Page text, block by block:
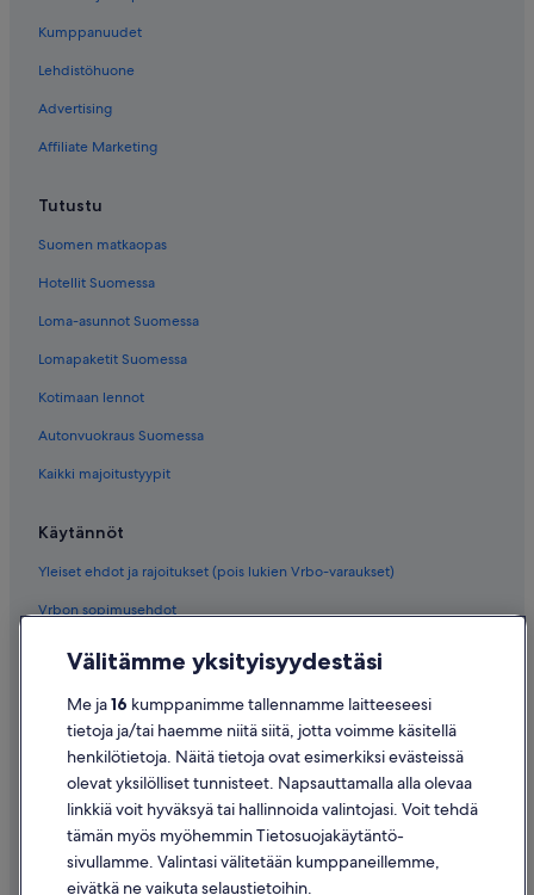
Kumppanuudet
Lehdistöhuone
Advertising
Affiliate Marketing
Tutustu
Suomen matkaopas
Hotellit Suomessa
Loma-asunnot Suomessa
Lomapaketit Suomessa
Kotimaan lennot
Autonvuokraus Suomessa
Kaikki majoitustyypit
Käytännöt
Yleiset ehdot ja rajoitukset (pois lukien Vrbo-varaukset)
Vrbon sopimusehdot
Evästeet
Käyttöehdot
Oikeudelliset tiedot / ota meihin yhteyttä
Sisältövaatimukset ja ilmoituksen tekeminen sisällöstä
Välitämme yksityisyydestäsi
Me ja16 kumppanimme tallennamme laitteeseesi
tietoja ja/tai haemme niitä siitä, jotta voimme käsitellä
henkilötietoja. Näitä tietoja ovat esimerkiksi evästeissä
olevat yksilölliset tunnisteet. Napsauttamalla alla olevaa
linkkiä voit hyväksyä tai hallinnoida valintojasi. Voit tehdä
tämän myös myöhemmin Tietosuojakäytäntö-
sivullamme. Valintasi välitetään kumppaneillemme,
eivätkä ne vaikuta selaustietoihin.